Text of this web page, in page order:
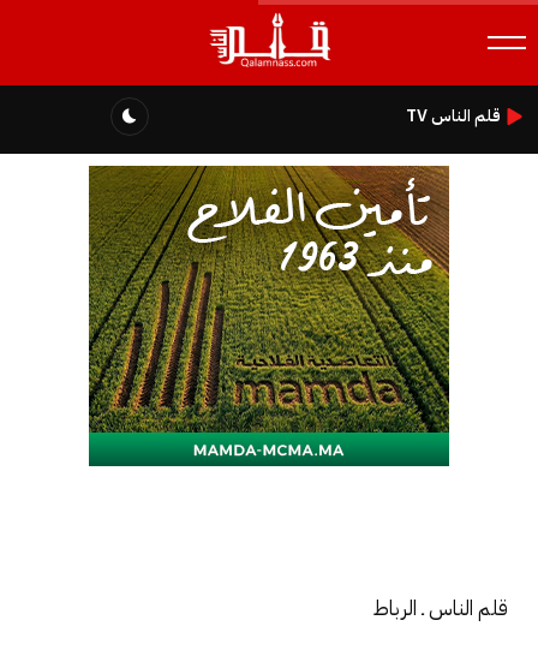
قلم الناس TV
قلم الناس ـ الرباط